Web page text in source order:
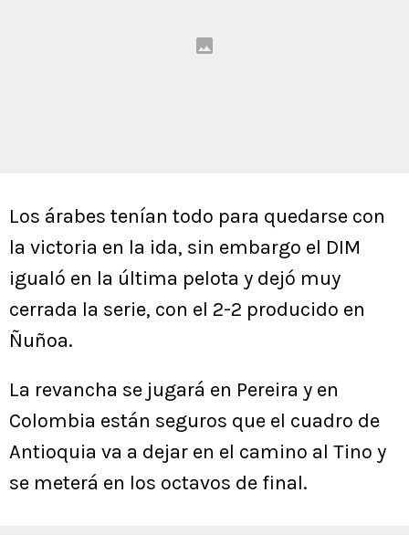
Los árabes tenían todo para quedarse con
la victoria en la ida, sin embargo el DIM
igualó en la última pelota y dejó muy
cerrada la serie, con el 2-2 producido en
Ñuñoa.
La revancha se jugará en Pereira y en
Colombia están seguros que el cuadro de
Antioquia va a dejar en el camino al Tino y
se meterá en los octavos de final.